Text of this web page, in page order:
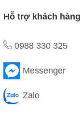
Hỗ trợ khách hàng
0988 330 325
Messenger
Zalo